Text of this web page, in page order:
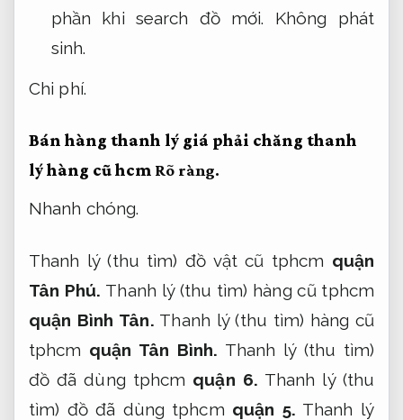
phần khi search đồ mới. Không phát
sinh.
Chi phí.
Bán hàng thanh lý giá phải chăng thanh
lý hàng cũ hcm Rõ ràng.
Nhanh chóng.
Thanh lý (thu tìm) đồ vật cũ tphcm quận
Tân Phú. Thanh lý (thu tìm) hàng cũ tphcm
quận Bình Tân. Thanh lý (thu tìm) hàng cũ
tphcm quận Tân Bình. Thanh lý (thu tìm)
đồ đã dùng tphcm quận 6. Thanh lý (thu
tìm) đồ đã dùng tphcm quận 5. Thanh lý